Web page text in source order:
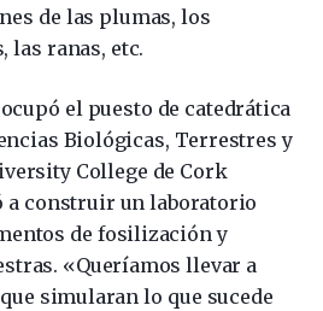
de las plumas, los
las ranas, etc.
el puesto de catedrática
Biológicas, Terrestres y
College de Cork
a construir un laboratorio
de fosilización y
«Queríamos llevar a
simularan lo que sucede